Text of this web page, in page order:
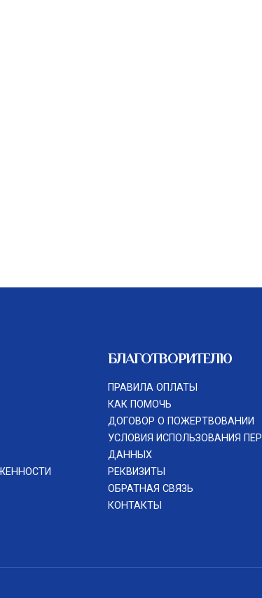
БЛАГОТВОРИТЕЛЮ
ПРАВИЛА ОПЛАТЫ
КАК ПОМОЧЬ
ДОГОВОР О ПОЖЕРТВОВАНИИ
УСЛОВИЯ ИСПОЛЬЗОВАНИЯ
ДАННЫХ
РЕКВИЗИТЫ
ОБРАТНАЯ СВЯЗЬ
КОНТАКТЫ